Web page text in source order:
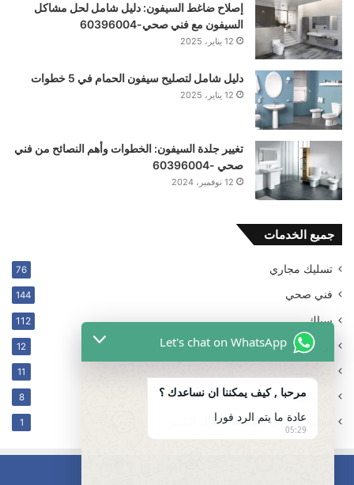
إصلاح ضاغط السيفون: دليل شامل لحل مشاكل
السيفون مع فني صحي-60396004
12 يناير، 2025
دليل شامل لتصليح سيفون الحمام في 5 خطوات
12 يناير، 2025
تغيير جلدة السيفون: الخطوات وأهم النصائح من فني
صحي -60396004
12 نوفمبر، 2024
جميع الخدمات
تسليك مجاري 76
فني صحي 144
سباك 112
ترکیب فلتر 12
11
كهربائي 8
تسليك مجاري محافظه مبارك الكبير 1
Let's chat on WhatsApp
مرحبا , كيف يمكننا ان نساعدك ؟
عادة ما يتم الرد فورا
05:29